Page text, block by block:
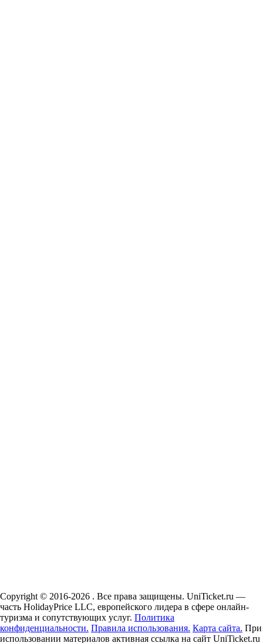
Copyright © 2016-2026 . Все права защищены. UniTicket.ru —
часть HolidayPrice LLC, европейского лидера в сфере онлайн-
туризма и сопутствующих услуг. Политика
конфиденциальности. Правила использования. Карта сайта. При
использовании материалов активная ссылка на сайт UniTicket.ru